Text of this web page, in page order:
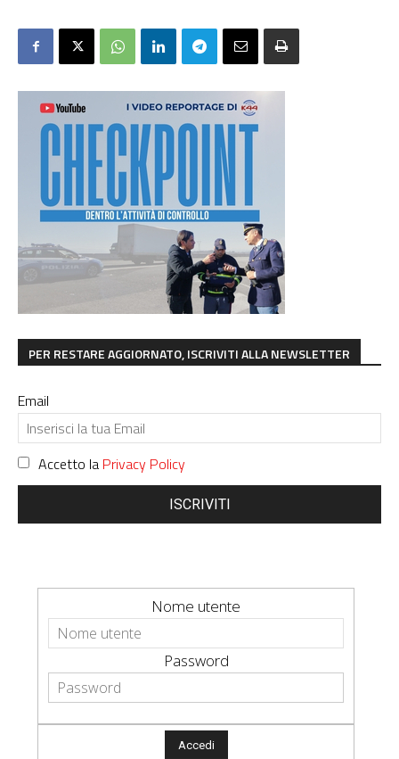
PER RESTARE AGGIORNATO, ISCRIVITI ALLA NEWSLETTER
Email
Accetto la Privacy Policy
ISCRIVITI
Nome utente
Password